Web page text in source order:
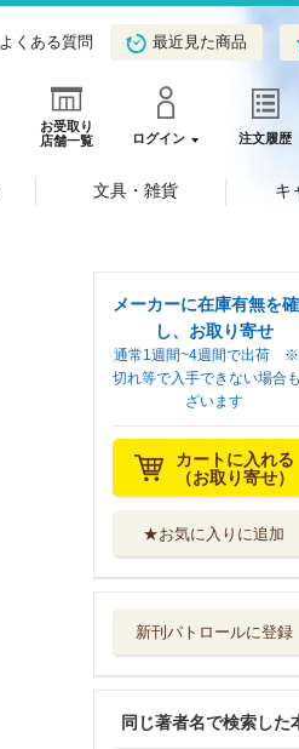
よくある質問 最近見た商品
お受取り
店舗一覧
ログイン 注文履歴
文具・雑貨 キ
メーカーに在庫有無を
し、お取り寄せ
通常1週間~4週間で出荷
切れ等で入手できない場合
ざいます
カートに入れる
（お取り寄せ）
★お気に入りに追加
新刊パトロールに登録
同じ著者名で検索した